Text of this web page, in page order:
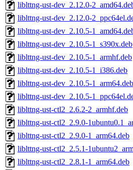
liblttng-ust-dev_2.12.0-
liblttng-ust-dev_2.12.0-
liblttng-ust-dev_2.10.5-
liblttng-ust-dev_2.10.5-1_s390x.deb
liblttng-ust-dev_2.10.5-1_armhf.deb
liblttng-ust-dev_2.10.5-1_i386.deb
liblttng-ust-dev_2.10.5-1_arm64.deb
liblttng-ust-dev_2.10.5-
liblttng-ust-ctl2_2.6.2-2_armhf.deb
liblttng-ust-ctl2_2.9.0-
liblttng-ust-ctl2_2.9.0-1_arm64.deb
liblttng-ust-ctl2_2.5.1-
liblttng-ust-ctl2_2.8.1-1_arm64.deb